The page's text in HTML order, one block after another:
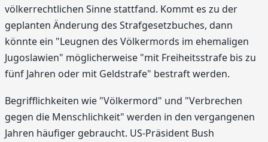
völkerrechtlichen Sinne stattfand. Kommt es zu der
geplanten Änderung des Strafgesetzbuches, dann
könnte ein "Leugnen des Völkermords im ehemaligen
Jugoslawien" möglicherweise "mit Freiheitsstrafe bis zu
fünf Jahren oder mit Geldstrafe" bestraft werden.
Begrifflichkeiten wie "Völkermord" und "Verbrechen
gegen die Menschlichkeit" werden in den vergangenen
Jahren häufiger gebraucht. US-Präsident Bush